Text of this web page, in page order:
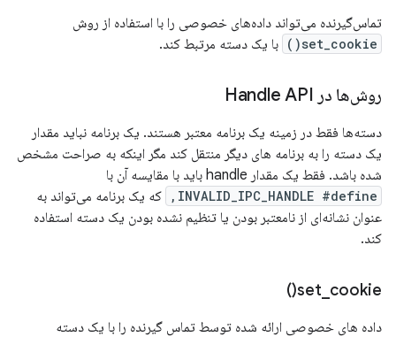
تماس‌گیرنده می‌تواند داده‌های خصوصی را با استفاده از روش
set_cookie() با یک دسته مرتبط کند.
روش‌ها در Handle API
دسته‌ها فقط در زمینه یک برنامه معتبر هستند. یک برنامه نباید مقدار
یک دسته را به برنامه های دیگر منتقل کند مگر اینکه به صراحت مشخص
شده باشد. فقط یک مقدار handle باید با مقایسه آن با
INVALID_IPC_HANDLE #define,
که یک برنامه می‌تواند به
عنوان نشانه‌ای از نامعتبر بودن یا تنظیم نشده بودن یک دسته استفاده
کند.
set_cookie(
)
داده های خصوصی ارائه شده توسط تماس گیرنده را با یک دسته